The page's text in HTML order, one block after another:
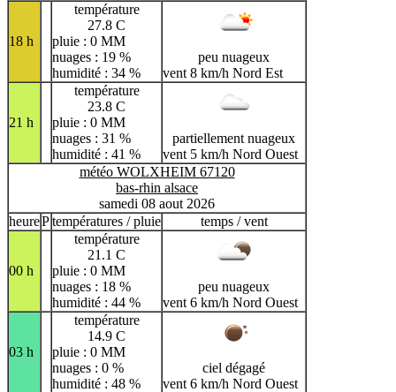
18 h
température
27.8 C
pluie : 0 MM
nuages : 19 %
humidité : 34 %
peu nuageux
vent 8 km/h Nord Est
21 h
température
23.8 C
pluie : 0 MM
nuages : 31 %
humidité : 41 %
partiellement nuageux
vent 5 km/h Nord Ouest
météo WOLXHEIM 67120
bas-rhin alsace
samedi 08 aout 2026
heurePtempératures / pluie temps / vent
00 h
température
21.1 C
pluie : 0 MM
nuages : 18 %
humidité : 44 %
peu nuageux
vent 6 km/h Nord Ouest
03 h
température
14.9 C
pluie : 0 MM
nuages : 0 %
humidité : 48 %
ciel dégagé
vent 6 km/h Nord Ouest